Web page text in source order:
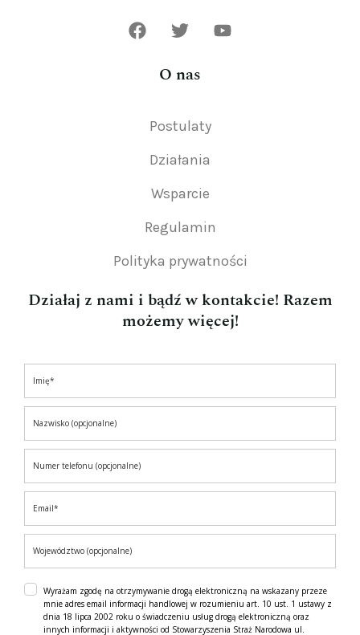
O nas
Postulaty
Działania
Wsparcie
Regulamin
Polityka prywatności
Działaj z nami i bądź w kontakcie! Razem
możemy więcej!
Wyrażam zgodę na otrzymywanie drogą elektroniczną na wskazany przeze
mnie adres email informacji handlowej w rozumieniu art. 10 ust. 1 ustawy z
dnia 18 lipca 2002 roku o świadczeniu usług drogą elektroniczną oraz
innych informacji i aktywności od Stowarzyszenia Straż Narodowa ul.